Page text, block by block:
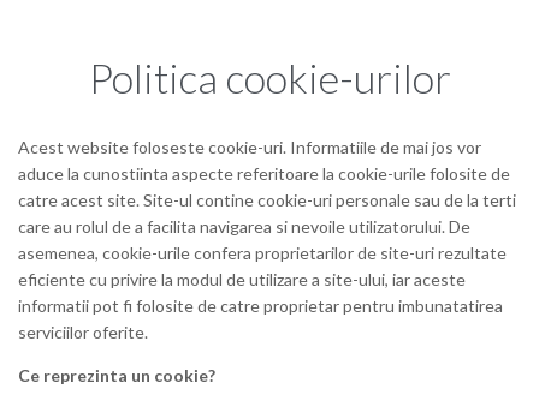
Politica cookie-urilor
Acest website foloseste cookie-uri. Informatiile de mai jos vor
aduce la cunostiinta aspecte referitoare la cookie-urile folosite de
catre acest site. Site-ul contine cookie-uri personale sau de la terti
care au rolul de a facilita navigarea si nevoile utilizatorului. De
asemenea, cookie-urile confera proprietarilor de site-uri rezultate
eficiente cu privire la modul de utilizare a site-ului, iar aceste
informatii pot fi folosite de catre proprietar pentru imbunatatirea
serviciilor oferite.
Ce reprezinta un cookie?